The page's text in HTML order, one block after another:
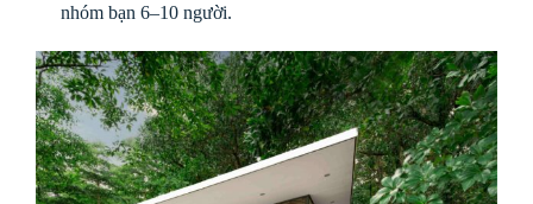
nhóm bạn 6–10 người.